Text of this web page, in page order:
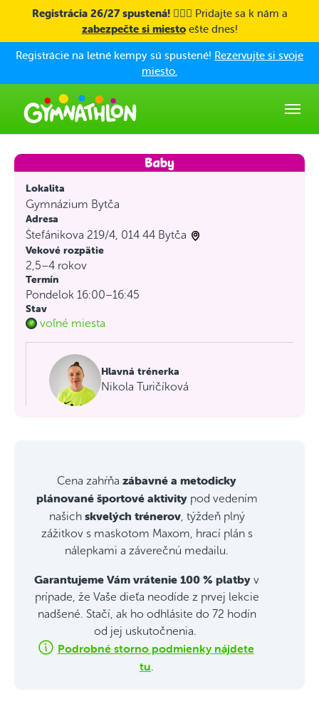
Skip to main content
Registrácia 26/27 spustená! 🤸🏼‍♀️ Pridajte sa k nám a
zabezpečte si miestoešte dnes!
Registrácie na letné kempy sú spustené! Rezervujte si svoje
miesto.
Lokalita
Gymnázium Bytča
Adresa
Štefánikova 219/4, 014 44 Bytča
Vekové rozpätie
2,5–4 rokov
Termín
Pondelok 16:00–16:45
Stav
voľné miesta
Hlavná trénerka
Nikola Turičíková
Cena zahŕňa zábavné a metodicky
plánované športové aktivitypod vedením
našich skvelých trénerov, týždeň plný
zážitkov s maskotom Maxom, hrací plán s
nálepkami a záverečnú medailu.
Garantujeme Vám vrátenie 100 % platby v
prípade, že Vaše dieťa neodíde z prvej lekcie
nadšené. Stačí, ak ho odhlásite do 72 hodín
od jej uskutočnenia.
Podrobné storno podmienky nájdete
tu.